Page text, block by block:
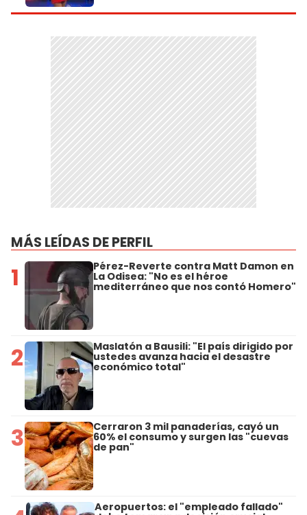
MÁS LEÍDAS DE PERFIL
1 Pérez-Reverte contra Matt Damon en
La Odisea: "No es el héroe
mediterráneo que nos contó Homero"
2 Maslatón a Bausili: "El país dirigido por
ustedes avanza hacia el desastre
económico total"
3 Cerraron 3 mil panaderías, cayó un
60% el consumo y surgen las "cuevas
de pan"
Aeropuertos: el "empleado fallado"